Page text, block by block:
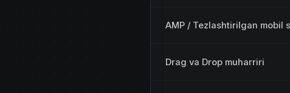
AMP / Tezlashtirilgan mobil
Drag va Drop muharriri